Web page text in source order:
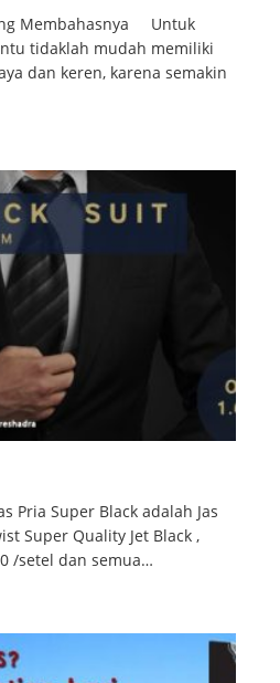
Membahasnya Untuk
tidaklah mudah memiliki
dan keren, karena semakin
Pria Super Black adalah Jas
Super Quality Jet Black ,
/setel dan semua…